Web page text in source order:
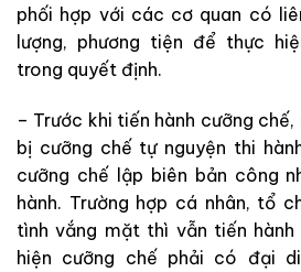
phối hợp với các cơ quan có
lượng, phương tiện để thực
trong quyết định.
– Trước khi tiến hành cưỡng
bị cưỡng chế tự nguyện thi
cưỡng chế lập biên bản công
hành. Trường hợp cá nhân, tổ
tình vắng mặt thì vẫn tiến hành
hiện cưỡng chế phải có đại